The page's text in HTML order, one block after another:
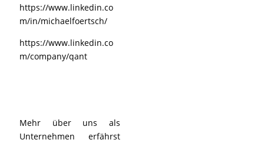
https://www.linkedin.co
m/in/michaelfoertsch/
https://www.linkedin.co
m/company/qant
Mehr über uns als
Unternehmen erfährst